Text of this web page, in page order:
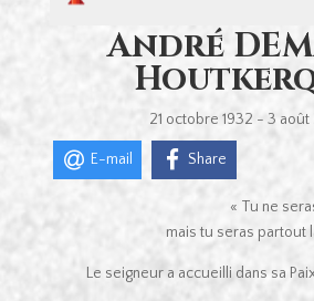
André
21 octobre 1932 - 3 août
E-mail Share
« Tu ne
mais tu seras partout
Le seigneur a accueilli dans sa